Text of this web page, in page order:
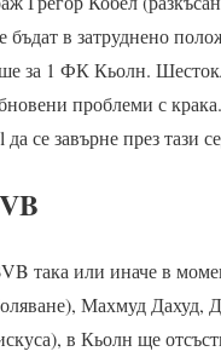
бъдат в затруднено
за 1 ФК Кьолн.
проблеми с
се завърне през тази
така или иначе в
Махмуд
в Кьолн ще